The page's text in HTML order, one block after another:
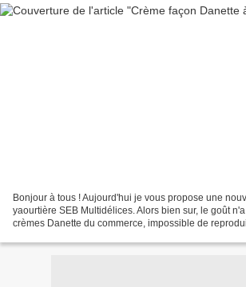
Bonjour à tous ! Aujourd'hui je vous propose une
yaourtière SEB Multidélices. Alors bien sur, le goût
crèmes Danette du commerce, impossible de